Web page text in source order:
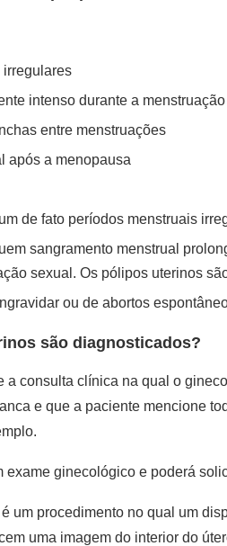
irregulares
intenso durante a menstruação
entre menstruações
após a menopausa
de fato períodos menstruais
sangramento menstrual
sexual. Os pólipos uterinos
ou de abortos
são diagnosticados?
a consulta clínica na qual o
e que a paciente mencione
exame ginecológico e poderá
é um procedimento no qual um
uma imagem do interior do